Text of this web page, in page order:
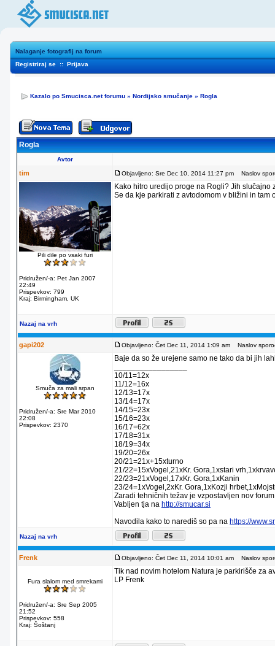
Nalaganje fotografij na forum
Registriraj se :: Prijava
Kazalo po Smucisca.net forumu » Nordijsko smučanje » Rogla
Rogla
Avtor
tim Objavljeno: Sre Dec 10, 2014 11:27 pm Naslov
Pili dile po vsaki furi
Pridružen/-a: Pet Jan 2007
22:49
Prispevkov: 799
Kraj: Birmingham, UK
Kako hitro uredijo proge na Rogli? Jih slučajno
Se da kje parkirati z avtodomom v bližini in tam
Nazaj na vrh
gapi202 Objavljeno: Čet Dec 11, 2014 1:09 am Naslov
Smuča za mali srpan
Pridružen/-a: Sre Mar 2010
22:08
Prispevkov: 2370
Baje da so že urejene samo ne tako da bi jih
10/11=12x
11/12=16x
12/13=17x
13/14=17x
14/15=23x
15/16=23x
16/17=62x
17/18=31x
18/19=34x
19/20=26x
20/21=21x+15xturno
21/22=15xVogel,21xKr. Gora,1xstari
22/23=21xVogel,17xKr. Gora,1xKanin
23/24=1xVogel,2xKr. Gora,1xKozji
Zaradi tehničnih težav je vzpostavljen nov
Vabljen tja na http://smucar.si
Navodila kako to narediš so pa na https://
Nazaj na vrh
Frenk Objavljeno: Čet Dec 11, 2014 10:01 am Naslov
Fura slalom med smrekami
Pridružen/-a: Sre Sep 2005
21:52
Prispevkov: 558
Kraj: Šoštanj
Tik nad novim hotelom Natura je parkirišče za
LP Frenk